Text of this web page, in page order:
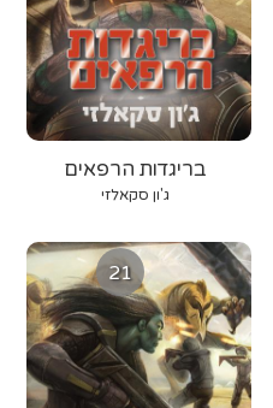
בריגדות הרפאים
ג'ון סקאלזי
21